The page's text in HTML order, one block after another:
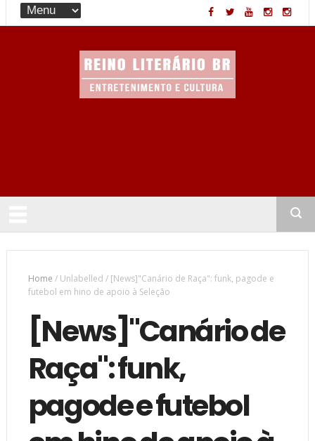
Home /Unlabelled / [News]"Canário de Raça": funk, pagode e
futebol em hino de apoio à Seleção
[News]"Canário de
Raça": funk,
pagode e futebol